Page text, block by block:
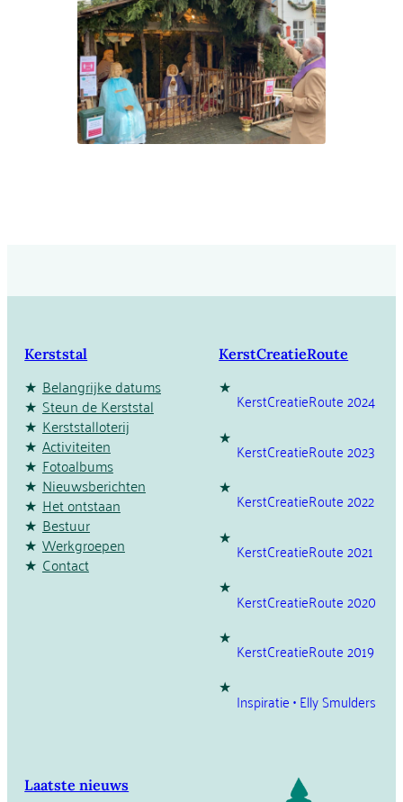
Kerststal
Belangrijke datums
Steun de Kerststal
Kerststalloterij
Activiteiten
Fotoalbums
Nieuwsberichten
Het ontstaan
Bestuur
Werkgroepen
Contact
KerstCreatieRoute
KerstCreatieRoute 2024
KerstCreatieRoute 2023
KerstCreatieRoute 2022
KerstCreatieRoute 2021
KerstCreatieRoute 2020
KerstCreatieRoute 2019
Inspiratie • Elly Smulders
Laatste nieuws